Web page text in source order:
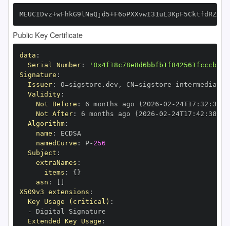
Public Key Certificate
data :
Serial Number:
Signature :
Issuer: O=sigstore.dev , CN=sigstore -
Validity:
Not Before : 6 months ago (2026 -02 - 24T17 : 32 :
Not After: 6 months ago (2026 -02 - 24T17 : 42 : 38+00
Algorithm:
name :
namedCurve : P- 256
Subject :
extraNames :
items : { }
asn :
X509v3 extensions :
Key Usage (critical) :
-
Extended Key Usage :